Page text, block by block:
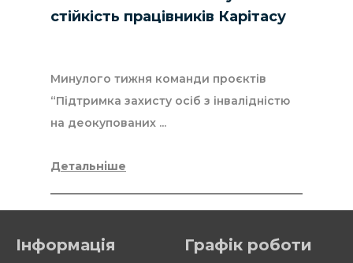
стійкість працівників Карітасу
Минулого тижня команди проєктів
“Підтримка захисту осіб з інвалідністю
на деокупованих ...
Детальніше
Інформація Графік роботи